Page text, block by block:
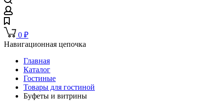
0 ₽
Навигационная цепочка
Главная
Каталог
Гостиные
Товары для гостиной
Буфеты и витрины